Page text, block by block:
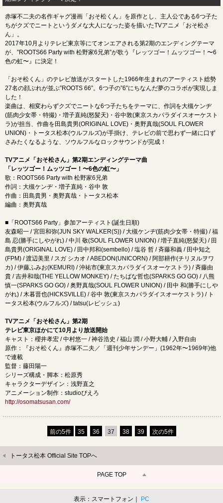
赤塚不二夫の名作ギャグ漫画「おそ松くん」を原作とし、主人公である6つ子た
ちがクズでニートというダメな大人になった姿を描いたTVアニメ「おそ松さ
ん」。
2017年10月よりテレビ東京等にてオンエアされる第2期のエンディングテーマ
が、”ROOTS66 Party with 松野家6兄弟”が歌う『レッツゴー！ムッツゴー！〜6
色の虹〜』に決定！
「おそ松くん」のテレビ放送がスタートした1966年生まれのアーティスト総勢
27名の顔ぶれが並ぶ”ROOTS 66”。6つ子の”6”にちなんだ夢のコラボが実現しま
した！
楽曲は、相変わらずクズでニートな6つ子たちをテーマに、作詞を大槻ケンヂ
(筋肉少女帯・特撮)・増子直純(怒髪天)・谷中敦(東京スカパラダイスオーケスト
ラ)が担当、作曲を田島貴男(ORIGINAL LOVE)・奥野真哉(SOUL FLOWER
UNION)・トータス松本(ウルフルズ)が手掛け、テレビの前で思わず一緒に口ず
さみたくなるような、ソウルフルなロックサウンドが完成！
TVアニメ「おそ松さん」第2期エンディングテーマ曲
「レッツゴー！ムッツゴー！〜6色の虹〜」
歌：ROOTS66 Party with 松野家6兄弟
作詞：大槻ケンヂ・増子直純・谷中 敦
作曲：田島貴男・奥野真哉・トータス松本
編曲：奥野真哉
■「ROOTS66 Party」参加アーティスト(誕生日順)
友森昭一 / 宮田和弥(JUN SKY WALKER(S)) / 大槻ケンヂ(筋肉少女帯・特撮) / 福
島 忍(勝手にしやがれ) / 中川 敬(SOUL FLOWER UNION) / 増子直純(怒髪天) / 田
島貴男(ORIGINAL LOVE) / 田中邦和(sembello) / 塩谷 哲 / 斉藤和義 / 田中知之
(FPM) / 渡辺美里 / スガ シカオ / ABEDON(UNICORN) / 阿部耕作(チリヌルヲワ
カ) / 伊藤ふみお(KEMURI) / 沖祐市(東京スカパラダイスオーケストラ) / 斉藤由
貴 / 吉井和哉(THE YELLOW MONKEY) / たちばな哲也(SPARKS GO GO) / 八熊
慎一(SPARKS GO GO) / 奥野真哉(SOUL FLOWER UNION) / 田中 和(勝手にしや
がれ) / 木暮晋也(HICKSVILLE) / 谷中 敦(東京スカパラダイスオーケストラ) / ト
ータス松本(ウルフルズ) / tatsu(レピッシュ)
TVアニメ「おそ松さん」第2期
テレビ東京ほかにて10月より放送開始
キャスト：櫻井孝宏 / 中村悠一 / 神谷浩史 / 福山 潤 / 小野大輔 / 入野自由
原作：『おそ松くん』赤塚不二夫／「週刊少年サンデー」(1962年〜1969年)他
で連載
監督：藤田陽一
シリーズ構成・脚本：松原秀
キャラクターデザイン：浅野直之
アニメーション制作：studioぴえろ
http://osomatsusan.com/
前の5件 35 36 37 38 39 次の5件
トータス松本 Official Site TOPへ
PAGE TOP
表示：スマートフォン｜ PC